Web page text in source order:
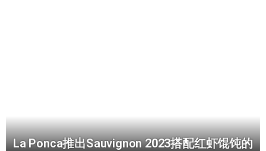
La Ponca推出Sauvignon 2023搭配红虾馄饨的